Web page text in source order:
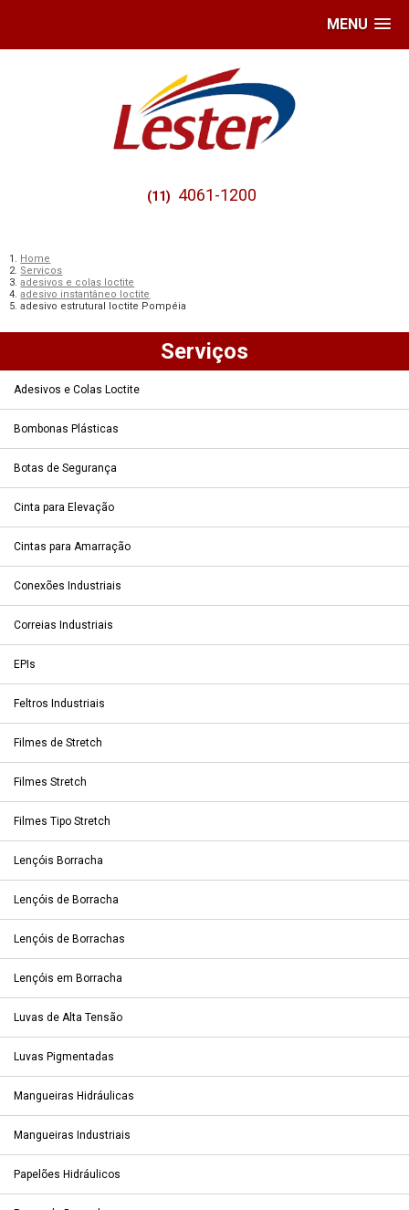
MENU
(11) 4061-1200
Home
Serviços
adesivos e colas loctite
adesivo instantâneo loctite
adesivo estrutural loctite Pompéia
Serviços
Adesivos e Colas Loctite
Bombonas Plásticas
Botas de Segurança
Cinta para Elevação
Cintas para Amarração
Conexões Industriais
Correias Industriais
EPIs
Feltros Industriais
Filmes de Stretch
Filmes Stretch
Filmes Tipo Stretch
Lençóis Borracha
Lençóis de Borracha
Lençóis de Borrachas
Lençóis em Borracha
Luvas de Alta Tensão
Luvas Pigmentadas
Mangueiras Hidráulicas
Mangueiras Industriais
Papelões Hidráulicos